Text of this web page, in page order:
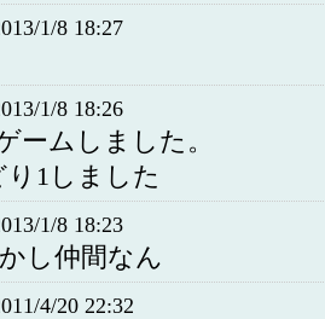
1/8 18:27
1/8 18:26
ームしました。
1しました
1/8 18:23
し仲間なん
4/20 22:32